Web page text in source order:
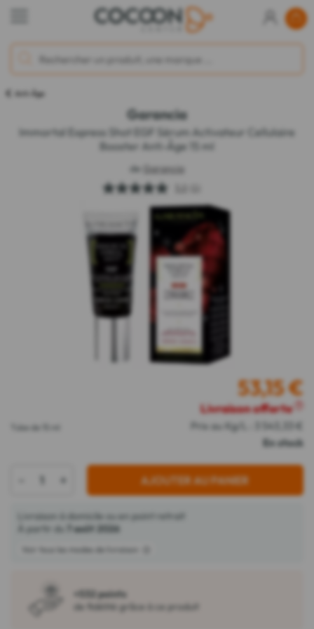
Anti-Âge
Garancia
Immortal Express Shot EGF Sérum Activateur Cellulaire
Booster Anti-Âge 15 ml
de Garancia
Tube de 15 ml
53,15€
Livraison offerte
Prix au Kg/L : 3 543,33 €
En stock
+ AJOUTER AU PANIER
Livraison à domicile ou en point retrait
À partir du
7 août 2026
Voir tous les modes de livraison
+532 points
de fidélité grâce à ce produit